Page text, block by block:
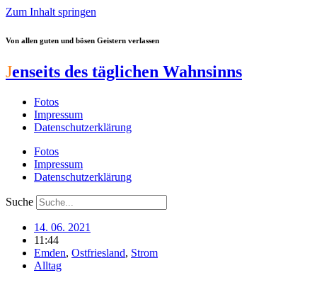
Zum Inhalt springen
Von allen guten und bösen Geistern verlassen
Jenseits des täglichen Wahnsinns
Fotos
Impressum
Datenschutzerklärung
Fotos
Impressum
Datenschutzerklärung
Suche
14. 06. 2021
11:44
Emden, Ostfriesland, Strom
Alltag